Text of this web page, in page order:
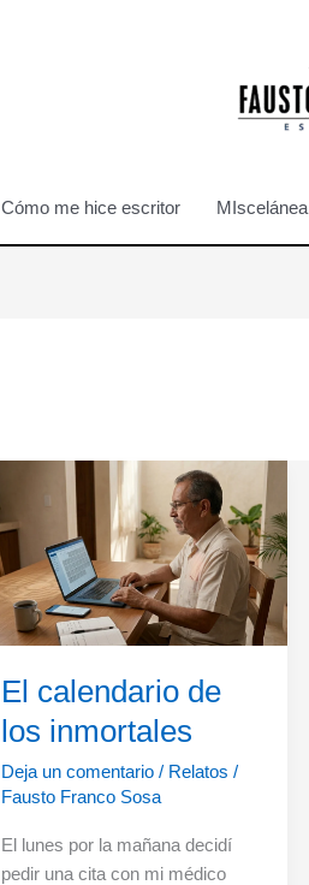
Cómo me hice escritor MIscelánea
El calendario de
los inmortales
Deja un comentario / Relatos /
Fausto Franco Sosa
El lunes por la mañana decidí
pedir una cita con mi médico